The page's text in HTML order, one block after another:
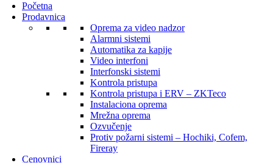
Početna
Prodavnica
Oprema za video nadzor
Alarmni sistemi
Automatika za kapije
Video interfoni
Interfonski sistemi
Kontrola pristupa
Kontrola pristupa i ERV – ZKTeco
Instalaciona oprema
Mrežna oprema
Ozvučenje
Protiv požarni sistemi – Hochiki, Cofem,
Fireray
Cenovnici